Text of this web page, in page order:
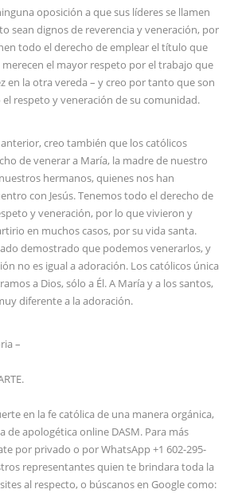
oposición a que sus líderes se llamen
sean dignos de reverencia y veneración, por
todo el derecho de emplear el título que
el mayor respeto por el trabajo que
en la otra vereda – y creo por tanto que son
respeto y veneración de su comunidad.
creo también que los católicos
de venerar a María, la madre de nuestro
hermanos, quienes nos han
con Jesús. Tenemos todo el derecho de
y veneración, por lo que vivieron y
en muchos casos, por su vida santa.
demostrado que podemos venerarlos, y
no es igual a adoración. Los católicos única
a Dios, sólo a Él. A María y a los santos,
diferente a la adoración.
–
en la fe católica de una manera orgánica,
de apologética online DASM. Para más
por privado o por WhatsApp +1 602-295-
representantes quien te brindara toda la
al respecto, o búscanos en Google como: